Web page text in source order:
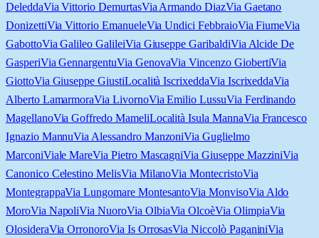
DeleddaVia Vittorio DemurtasVia Armando DiazVia Gaetano
DonizettiVia Vittorio EmanueleVia Undici FebbraioVia FiumeVia
GabottoVia Galileo GalileiVia Giuseppe GaribaldiVia Alcide De
GasperiVia GennargentuVia GenovaVia Vincenzo GiobertiVia
GiottoVia Giuseppe GiustiLocalità IscrixeddaVia IscrixeddaVia
Alberto LamarmoraVia LivornoVia Emilio LussuVia Ferdinando
MagellanoVia Goffredo MameliLocalità Isula MannaVia Francesco
Ignazio MannuVia Alessandro ManzoniVia Guglielmo
MarconiViale MareVia Pietro MascagniVia Giuseppe MazziniVia
Canonico Celestino MelisVia MilanoVia MontecristoVia
MontegrappaVia Lungomare MontesantoVia MonvisoVia Aldo
MoroVia NapoliVia NuoroVia OlbiaVia OlcoèVia OlimpiaVia
OlosideraVia OrronoroVia Is OrrosasVia Niccolò PaganiniVia